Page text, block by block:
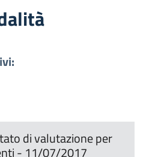
di valutazione per
- 11/07/2017